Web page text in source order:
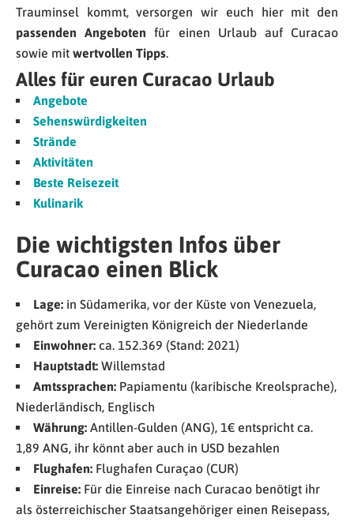
Trauminsel kommt, versorgen wir euch hier mit den
passenden Angeboten für einen Urlaub auf Curacao
sowie mit wertvollen Tipps.
Alles für euren Curacao Urlaub
Angebote
Sehenswürdigkeiten
Strände
Aktivitäten
Beste Reisezeit
Kulinarik
Die wichtigsten Infos über
Curacao einen Blick
Lage: in Südamerika, vor der Küste von Venezuela,
gehört zum Vereinigten Königreich der Niederlande
Einwohner: ca. 152.369 (Stand: 2021)
Hauptstadt: Willemstad
Amtssprachen: Papiamentu (karibische Kreolsprache),
Niederländisch, Englisch
Währung: Antillen-Gulden (ANG), 1€ entspricht ca.
1,89 ANG, ihr könnt aber auch in USD bezahlen
Flughafen: Flughafen Curaçao (CUR)
Einreise: Für die Einreise nach Curacao benötigt ihr
als österreichischer Staatsangehöriger einen Reisepass,